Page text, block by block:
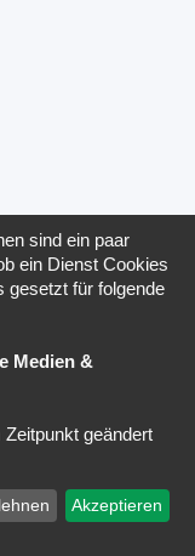
sind ein paar
ein Dienst Cookies
gesetzt für folgende
Medien &
geändert
Akzeptieren